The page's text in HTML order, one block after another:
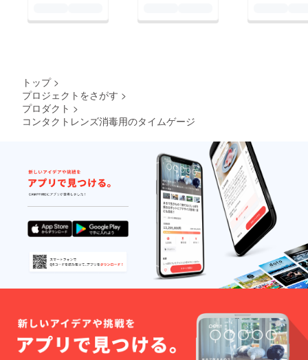
トップ >
プロジェクトをさがす >
プロダクト >
コンタクトレンズ消毒用のタイムゲージ